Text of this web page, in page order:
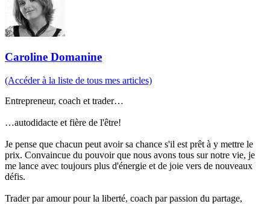
Caroline Domanine
(Accéder à la liste de tous mes articles)
Entrepreneur, coach et trader…
…autodidacte et fière de l'être!
Je pense que chacun peut avoir sa chance s'il est prêt à y mettre le
prix. Convaincue du pouvoir que nous avons tous sur notre vie, je
me lance avec toujours plus d'énergie et de joie vers de nouveaux
défis.
Trader par amour pour la liberté, coach par passion du partage,